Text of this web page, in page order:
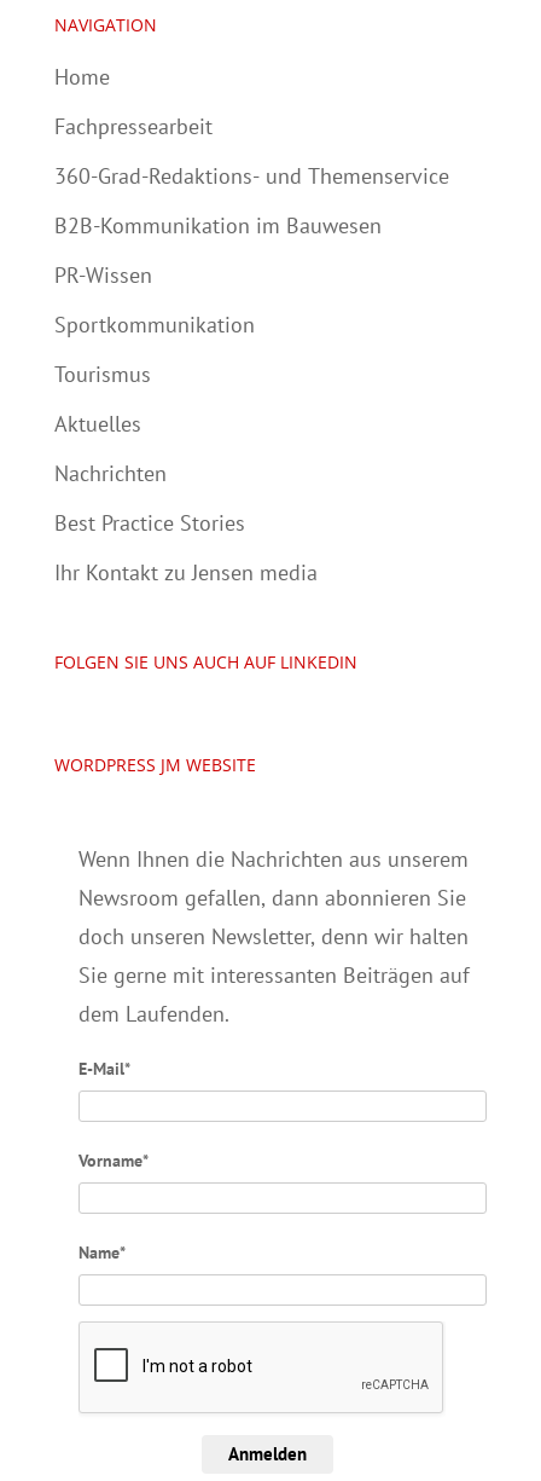
NAVIGATION
Home
Fachpressearbeit
360-Grad-Redaktions- und Themenservice
B2B-Kommunikation im Bauwesen
PR-Wissen
Sportkommunikation
Tourismus
Aktuelles
Nachrichten
Best Practice Stories
Ihr Kontakt zu Jensen media
FOLGEN SIE UNS AUCH AUF LINKEDIN
WORDPRESS JM WEBSITE
Wenn Ihnen die Nachrichten aus unserem
Newsroom gefallen, dann abonnieren Sie
doch unseren Newsletter, denn wir halten
Sie gerne mit interessanten Beiträgen auf
dem Laufenden.
E-Mail*
Vorname*
Name*
Anmelden